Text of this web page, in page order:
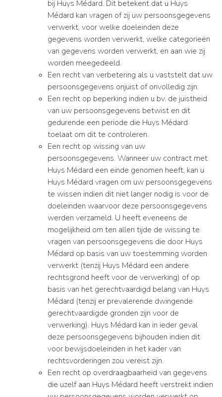
bij Huys Médard. Dit betekent dat u Huys
Médard kan vragen of zij uw persoonsgegevens
verwerkt, voor welke doeleinden deze
gegevens worden verwerkt, welke categorieën
van gegevens worden verwerkt, en aan wie zij
worden meegedeeld.
Een recht van verbetering als u vaststelt dat uw
persoonsgegevens onjuist of onvolledig zijn.
Een recht op beperking indien u bv. de juistheid
van uw persoonsgegevens betwist en dit
gedurende een periode die Huys Médard
toelaat om dit te controleren.
Een recht op wissing van uw
persoonsgegevens. Wanneer uw contract met
Huys Médard een einde genomen heeft, kan u
Huys Médard vragen om uw persoonsgegevens
te wissen indien dit niet langer nodig is voor de
doeleinden waarvoor deze persoonsgegevens
werden verzameld. U heeft eveneens de
mogelijkheid om ten allen tijde de wissing te
vragen van persoonsgegevens die door Huys
Médard op basis van uw toestemming worden
verwerkt (tenzij Huys Médard een andere
rechtsgrond heeft voor de verwerking) of op
basis van het gerechtvaardigd belang van Huys
Médard (tenzij er prevalerende dwingende
gerechtvaardigde gronden zijn voor de
verwerking). Huys Médard kan in ieder geval
deze persoonsgegevens bijhouden indien dit
voor bewijsdoeleinden in het kader van
rechtsvorderingen zou vereist zijn.
Een recht op overdraagbaarheid van gegevens
die uzelf aan Huys Médard heeft verstrekt indien